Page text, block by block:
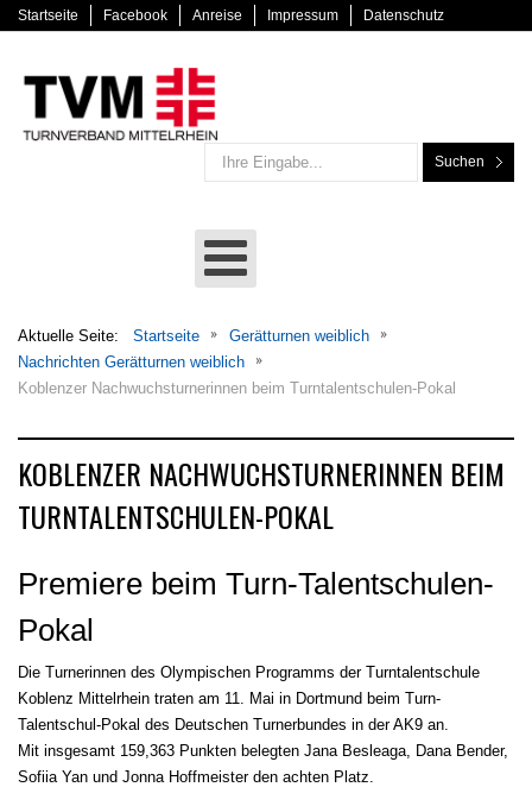
Startseite Facebook Anreise Impressum Datenschutz
Suchen
Aktuelle Seite: Startseite
Gerätturnen weiblich
Nachrichten Gerätturnen weiblich
Koblenzer Nachwuchsturnerinnen beim Turntalentschulen-Pokal
KOBLENZER NACHWUCHSTURNERINNEN BEIM
TURNTALENTSCHULEN-POKAL
Premiere beim Turn-Talentschulen-
Pokal
Die Turnerinnen des Olympischen Programms der Turntalentschule
Koblenz Mittelrhein traten am 11. Mai in Dortmund beim Turn-
Talentschul-Pokal des Deutschen Turnerbundes in der AK9 an.
Mit insgesamt 159,363 Punkten belegten Jana Besleaga, Dana Bender,
Sofiia Yan und Jonna Hoffmeister den achten Platz.